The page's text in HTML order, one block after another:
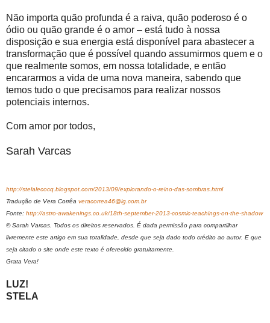
Não importa quão profunda é a raiva, quão poderoso é o
ódio ou quão grande é o amor – está tudo à nossa
disposição e sua energia está disponível para abastecer a
transformação que é possível quando assumirmos quem e o
que realmente somos, em nossa totalidade, e então
encararmos a vida de uma nova maneira, sabendo que
temos tudo o que precisamos para realizar nossos
potenciais internos.
Com amor por todos,
Sarah Varcas
http://stelalecocq.blogspot.com/2013/09/explorando-o-reino-das-sombras.html
Tradução de Vera Corrêa veracorrea46@ig.com.br
Fonte: http://astro-awakenings.co.uk/18th-september-2013-cosmic-teachings-on-the-shadow
© Sarah Varcas. Todos os direitos reservados. É dada permissão para compartilhar
livremente este artigo em sua totalidade, desde que seja dado todo crédito ao autor. E que
seja citado o site onde este texto é oferecido gratuitamente.
Grata Vera!
LUZ!
STELA